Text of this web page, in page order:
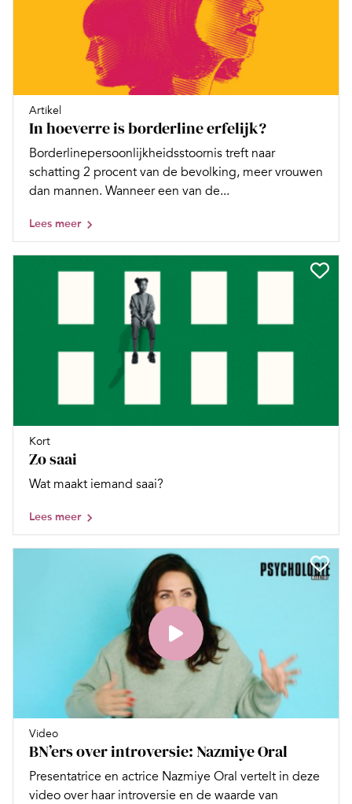
Artikel
In hoeverre is borderline erfelijk?
Borderlinepersoonlijkheidsstoornis treft naar
schatting 2 procent van de bevolking, meer vrouwen
dan mannen. Wanneer een van de...
Lees meer
Kort
Zo saai
Wat maakt iemand saai?
Lees meer
Video
BN’ers over introversie: Nazmiye Oral
Presentatrice en actrice Nazmiye Oral vertelt in deze
video over haar introversie en de waarde van